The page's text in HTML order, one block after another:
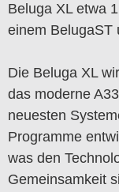
Beluga XL etwa
einem BelugaST
Die Beluga XL
das moderne
neuesten
Programme
was den
Gemeinsamkeit